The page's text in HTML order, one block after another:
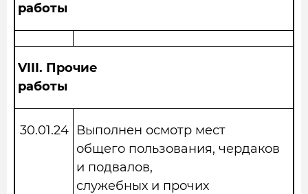
работы
VIII. Прочие
работы
30.01.24
Выполнен осмотр мест
общего пользования, чердаков
и подвалов,
служебных и прочих